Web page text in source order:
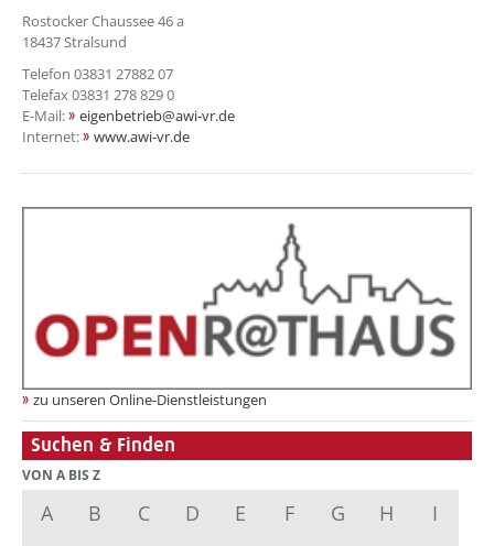
Rostocker Chaussee 46 a
18437 Stralsund
Telefon 03831 27882 07
Telefax 03831 278 829 0
E-Mail:
eigenbetrieb@awi-vr.de
Internet:
www.awi-vr.de
zu unseren Online-Dienstleistungen
Suchen & Finden
VON A BIS Z
A B C D E F G H
I